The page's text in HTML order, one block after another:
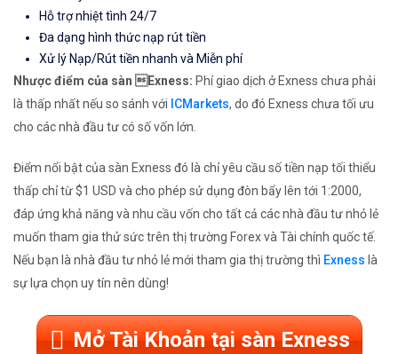
Hỗ trợ nhiệt tình 24/7
Đa dạng hình thức nạp rút tiền
Xử lý Nạp/Rút tiền nhanh và Miễn phí
Nhược điểm của sàn Exness: Phí giao dịch ở Exness chưa phải
là thấp nhất nếu so sánh với ICMarkets, do đó Exness chưa tối ưu
cho các nhà đầu tư có số vốn lớn.
Điểm nổi bật của sàn Exness đó là chỉ yêu cầu số tiền nạp tối thiểu
thấp chỉ từ $1 USD và cho phép sử dụng đòn bẩy lên tới 1:2000,
đáp ứng khả năng và nhu cầu vốn cho tất cả các nhà đầu tư nhỏ lẻ
muốn tham gia thử sức trên thị trường Forex và Tài chính quốc tế.
Nếu bạn là nhà đầu tư nhỏ lẻ mới tham gia thị trường thì Exness là
sự lựa chọn uy tín nên dùng!
Mở Tài Khoản tại sàn Exness